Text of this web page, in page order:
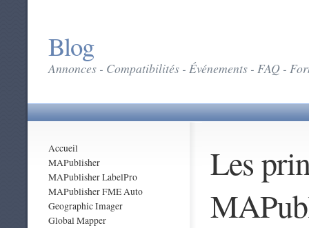
Blog
Annonces - Compatibilités - Événements - FAQ -
Accueil
MAPublisher
MAPublisher LabelPro
MAPublisher FME Auto
Geographic Imager
Global Mapper
Les